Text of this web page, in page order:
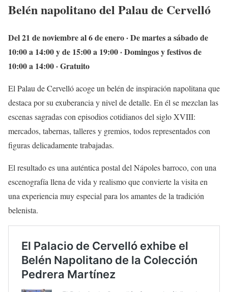
Belén napolitano del Palau de Cervelló
Del 21 de noviembre al 6 de enero · De martes a sábado de
10:00 a 14:00 y de 15:00 a 19:00 · Domingos y festivos de
10:00 a 14:00 · Gratuito
El Palau de Cervelló acoge un belén de inspiración napolitana que
destaca por su exuberancia y nivel de detalle. En él se mezclan las
escenas sagradas con episodios cotidianos del siglo XVIII:
mercados, tabernas, talleres y gremios, todos representados con
figuras delicadamente trabajadas.
El resultado es una auténtica postal del Nápoles barroco, con una
escenografía llena de vida y realismo que convierte la visita en
una experiencia muy especial para los amantes de la tradición
belenista.